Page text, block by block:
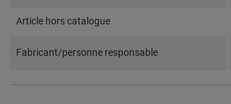
Article hors catalogue
Fabricant/personne responsable